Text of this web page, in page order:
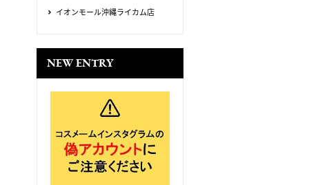
イオンモール沖縄ライカム店
NEW ENTRY